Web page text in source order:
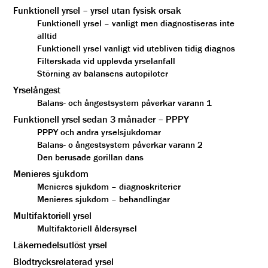
Funktionell yrsel – yrsel utan fysisk orsak
Funktionell yrsel – vanligt men diagnostiseras inte
alltid
Funktionell yrsel vanligt vid utebliven tidig diagnos
Filterskada vid upplevda yrselanfall
Störning av balansens autopiloter
Yrselångest
Balans- och ångestsystem påverkar varann 1
Funktionell yrsel sedan 3 månader – PPPY
PPPY och andra yrselsjukdomar
Balans- o ångestsystem påverkar varann 2
Den berusade gorillan dans
Menieres sjukdom
Menieres sjukdom – diagnoskriterier
Menieres sjukdom – behandlingar
Multifaktoriell yrsel
Multifaktoriell åldersyrsel
Läkemedelsutlöst yrsel
Blodtrycksrelaterad yrsel